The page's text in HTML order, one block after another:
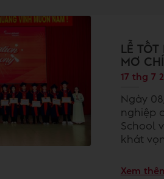
LỄ
MƠ
17 thg 7
Ngày
nghiệp
School
khát
Xem